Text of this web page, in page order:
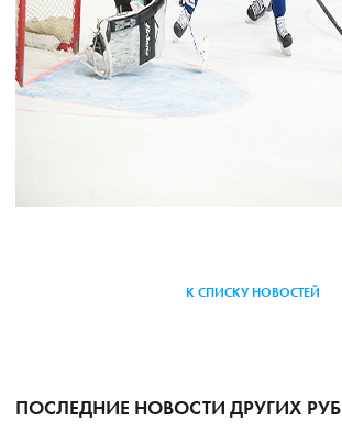
К СПИСКУ НОВОСТЕЙ
ПОСЛЕДНИЕ НОВОСТИ ДРУГИХ